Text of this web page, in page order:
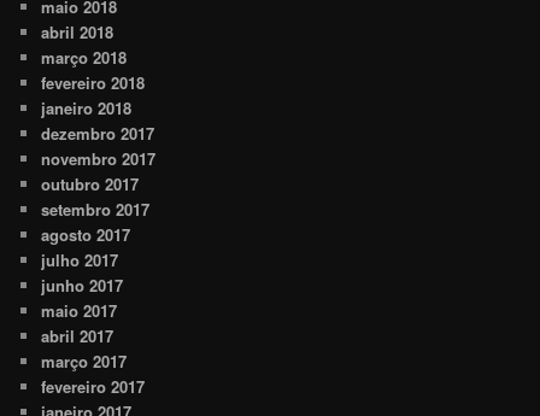
maio 2018
abril 2018
março 2018
fevereiro 2018
janeiro 2018
dezembro 2017
novembro 2017
outubro 2017
setembro 2017
agosto 2017
julho 2017
junho 2017
maio 2017
abril 2017
março 2017
fevereiro 2017